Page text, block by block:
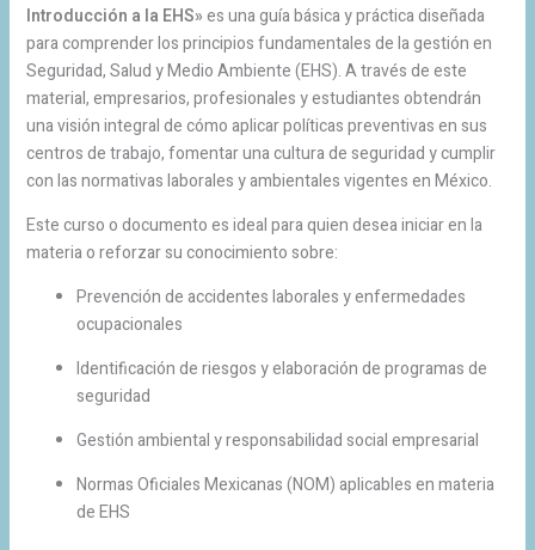
Introducción a la EHS»es una guía básica y práctica diseñada
para comprender los principios fundamentales de la gestión en
Seguridad, Salud y Medio Ambiente (EHS). A través de este
material, empresarios, profesionales y estudiantes obtendrán
una visión integral de cómo aplicar políticas preventivas en sus
centros de trabajo, fomentar una cultura de seguridad y cumplir
con las normativas laborales y ambientales vigentes en México.
Este curso o documento es ideal para quien desea iniciar en la
materia o reforzar su conocimiento sobre:
Prevención de accidentes laborales y enfermedades
ocupacionales
Identificación de riesgos y elaboración de programas de
seguridad
Gestión ambiental y responsabilidad social empresarial
Normas Oficiales Mexicanas (NOM) aplicables en materia
de EHS